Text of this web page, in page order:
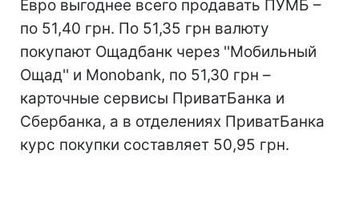
Евро выгоднее всего продавать ПУМБ –
по 51,40 грн. По 51,35 грн валюту
покупают Ощадбанк через ''Мобильный
Ощад'' и Monobank, по 51,30 грн –
карточные сервисы ПриватБанка и
Сбербанка, а в отделениях ПриватБанка
курс покупки составляет 50,95 грн.